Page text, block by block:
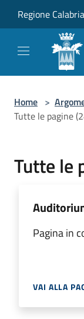
Regione Calabria
Home >
Tutte le pagine
Tutte le
Pagina in
VAI ALLA